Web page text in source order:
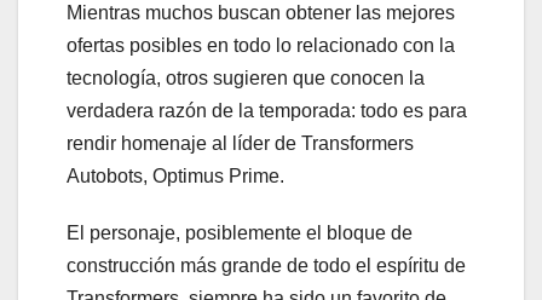
Mientras muchos buscan obtener las mejores
ofertas posibles en todo lo relacionado con la
tecnología, otros sugieren que conocen la
verdadera razón de la temporada: todo es para
rendir homenaje al líder de Transformers
Autobots, Optimus Prime.
El personaje, posiblemente el bloque de
construcción más grande de todo el espíritu de